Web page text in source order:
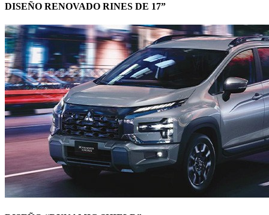
DISEÑO RENOVADO RINES DE 17”